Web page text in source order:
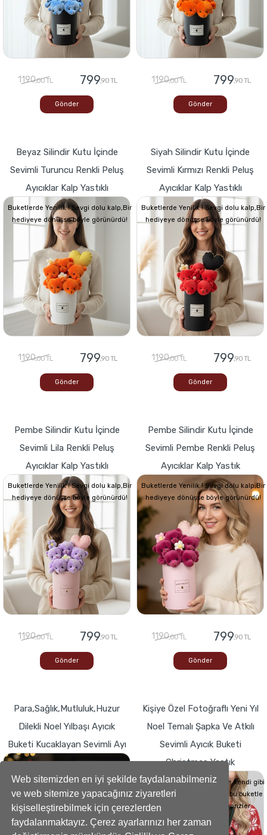
Web sitemizden en iyi şekilde faydalanabilmeniz
ve web sitemize yapacağınız ziyaretleri
kişiselleştirebilmek için çerezlerden
faydalanmaktayız. Çerez ayarlarınızı her zaman
1190,00 TL 799,90 TL
Gönder
1190,00 TL 799,90 TL
Gönder
Beyaz Silindir Kutu İçinde
Sevimli Turuncu Renkli Peluş
Ayıcıklar Kalp Yastıklı
Buketlerde Yenilik ! Sevgi dolu kalp,Bir
hediyeye dönüşse böyle görünürdü!
1190,00 TL 799,90 TL
Gönder
Siyah Silindir Kutu İçinde
Sevimli Kırmızı Renkli Peluş
Ayıcıklar Kalp Yastıklı
Buketlerde Yenilik ! Sevgi dolu kalp,Bir
hediyeye dönüşse böyle görünürdü!
1190,00 TL 799,90 TL
Gönder
Pembe Silindir Kutu İçinde
Sevimli Lila Renkli Peluş
Ayıcıklar Kalp Yastıklı
Buketlerde Yenilik ! Sevgi dolu kalp,Bir
hediyeye dönüşse böyle görünürdü!
1190,00 TL 799,90 TL
Gönder
Pembe Silindir Kutu İçinde
Sevimli Pembe Renkli Peluş
Ayıcıklar Kalp Yastık
Buketlerde Yenilik ! Sevgi dolu kalp,Bir
hediyeye dönüşse böyle görünürdü!
1190,00 TL 799,90 TL
Gönder
Para,Sağlık,Mutluluk,Huzur
Dilekli Noel Yılbaşı Ayıcık
Buketi Kucaklayan Sevimli Ayı
hediyeye dönüşse böyle görünürdü!
Kişiye Özel Fotoğraflı Yeni Yıl
Noel Temalı Şapka Ve Atkılı
Sevimli Ayıcık Buketi
Christmas Yastık
Sevdiklerinizin Kalplerini de kendi gibi
yumuşacık hale getirecek bu buketle
sevdiklerinize küçük süprizler